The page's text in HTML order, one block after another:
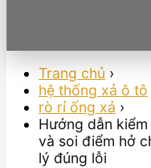
Trang chủ ›
hệ thống xả ô tô
rò rỉ ống xả ›
Hướng dẫn
và soi điểm hở
lý đúng lỗi